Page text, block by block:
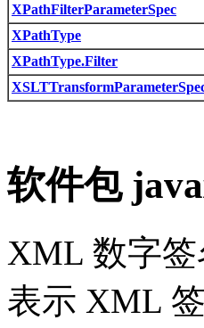
XPathFilterParameterSpec
XPathType
XPathType.Filter
软件包
XML 数字
表示 XML